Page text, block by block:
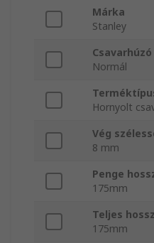
Márka
Stanley
Normál
Hornyolt
Vég
8 mm
Penge
175mm
Teljes hossz
175mm